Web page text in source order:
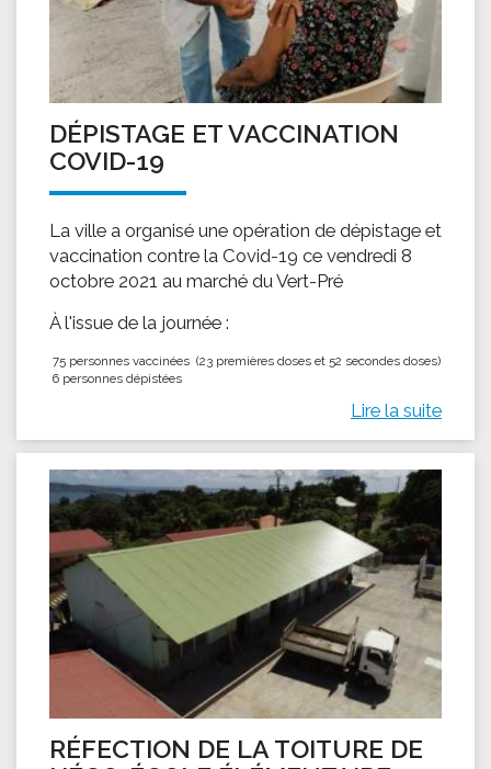
DÉPISTAGE ET VACCINATION
COVID-19
La ville a organisé une opération de dépistage et
vaccination contre la Covid-19 ce vendredi 8
octobre 2021 au marché du Vert-Pré
À l'issue de la journée :
75 personnes vaccinées (23 premières doses et 52 secondes doses)
6 personnes dépistées
Lire la suite
RÉFECTION DE LA TOITURE DE